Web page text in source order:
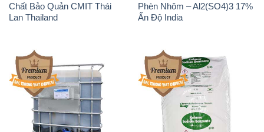
Chất Bảo Quản CMIT Thái
Lan Thailand
Phèn Nhôm – Al2(SO4)3 17%
Ấn Độ India